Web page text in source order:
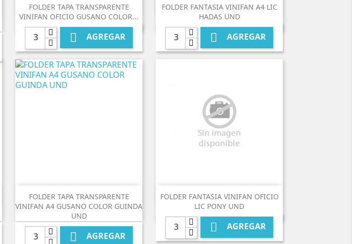
FOLDER TAPA TRANSPARENTE
VINIFAN OFICIO GUSANO COLOR...
 AGREGAR
 Vista rápida
FOLDER FANTASIA VINIFAN A4 LIC
HADAS UND
 AGREGAR
 Vista rápida
FOLDER TAPA TRANSPARENTE
VINIFAN A4 GUSANO COLOR GUINDA
UND
 AGREGAR
 Vista rápida
FOLDER FANTASIA VINIFAN OFICIO
LIC PONY UND
 AGREGAR
 Vista rápida